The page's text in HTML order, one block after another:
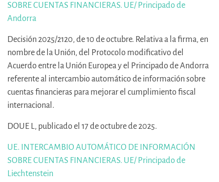
SOBRE CUENTAS FINANCIERAS. UE/ Principado de
Andorra
Decisión 2025/2120, de 10 de octubre. Relativa a la firma, en
nombre de la Unión, del Protocolo modificativo del
Acuerdo entre la Unión Europea y el Principado de Andorra
referente al intercambio automático de información sobre
cuentas financieras para mejorar el cumplimiento fiscal
internacional.
DOUE L, publicado el 17 de octubre de 2025.
UE. INTERCAMBIO AUTOMÁTICO DE INFORMACIÓN
SOBRE CUENTAS FINANCIERAS. UE/ Principado de
Liechtenstein